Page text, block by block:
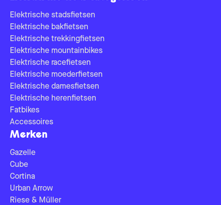
Elektrische stadsfietsen
Elektrische bakfietsen
Elektrische trekkingfietsen
Elektrische mountainbikes
Elektrische racefietsen
Elektrische moederfietsen
Elektrische damesfietsen
Elektrische herenfietsen
Fatbikes
Accessoires
Merken
Gazelle
Cube
Cortina
Urban Arrow
Riese & Müller